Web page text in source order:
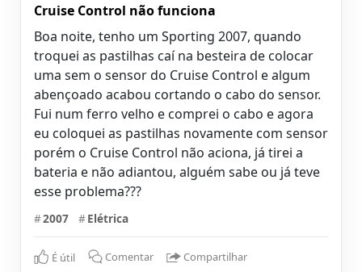
Cruise Control não funciona
Boa noite, tenho um Sporting 2007, quando
troquei as pastilhas caí na besteira de colocar
uma sem o sensor do Cruise Control e algum
abençoado acabou cortando o cabo do sensor.
Fui num ferro velho e comprei o cabo e agora
eu coloquei as pastilhas novamente com sensor
porém o Cruise Control não aciona, já tirei a
bateria e não adiantou, alguém sabe ou já teve
esse problema???
#2007 #Elétrica
É útil Comentar Compartilhar